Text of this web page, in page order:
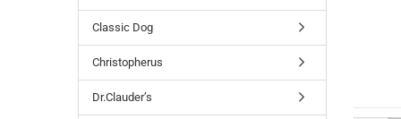
Classic Dog
Christopherus
Dr.Clauder’s